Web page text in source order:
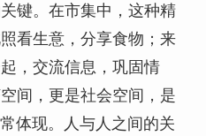
键。在市集中，这种精
看生意，分享食物；来
，交流信息，巩固情
间，更是社会空间，是
体现。人与人之间的关